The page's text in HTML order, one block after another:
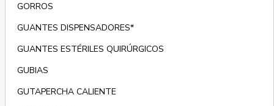
GORROS
GUANTES DISPENSADORES*
GUANTES ESTÉRILES QUIRÚRGICOS
GUBIAS
GUTAPERCHA CALIENTE